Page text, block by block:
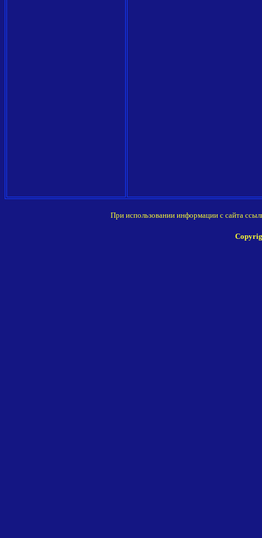
При использовании информации с сайта